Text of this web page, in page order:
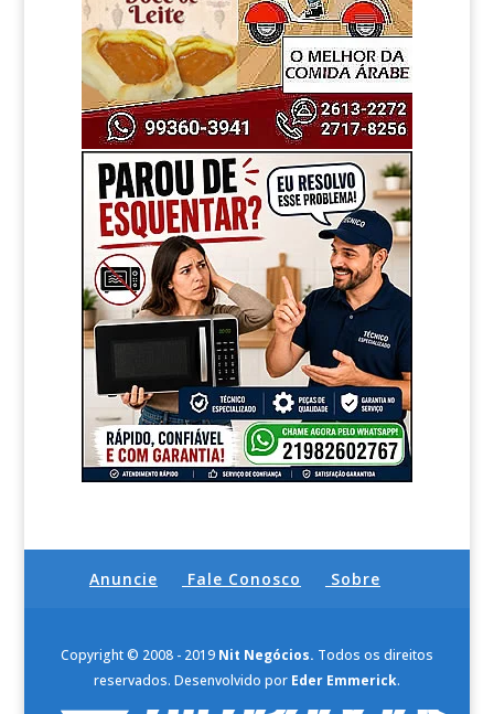
Anuncie Fale Conosco Sobre
Copyright © 2008 - 2019 Nit Negócios. Todos os direitos
reservados. Desenvolvido por Eder Emmerick.